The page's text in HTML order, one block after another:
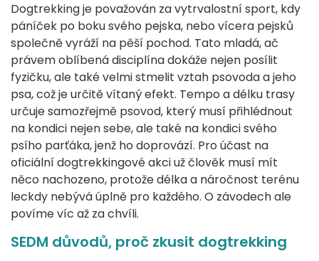
Dogtrekking je považován za vytrvalostní sport, kdy
páníček po boku svého pejska, nebo vícera pejsků
společně vyráží na pěší pochod. Tato mladá, ač
právem oblíbená disciplína dokáže nejen posílit
fyzičku, ale také velmi stmelit vztah psovoda a jeho
psa, což je určitě vítaný efekt. Tempo a délku trasy
určuje samozřejmě psovod, který musí přihlédnout
na kondici nejen sebe, ale také na kondici svého
psího parťáka, jenž ho doprovází. Pro účast na
oficiální dogtrekkingové akci už člověk musí mít
něco nachozeno, protože délka a náročnost terénu
leckdy nebývá úplně pro každého. O závodech ale
povíme víc až za chvíli.
SEDM důvodů, proč zkusit dogtrekking